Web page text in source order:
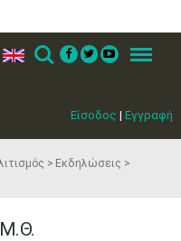
Είσοδος | Εγγραφή
en Search Menu
Εκδηλώσεις